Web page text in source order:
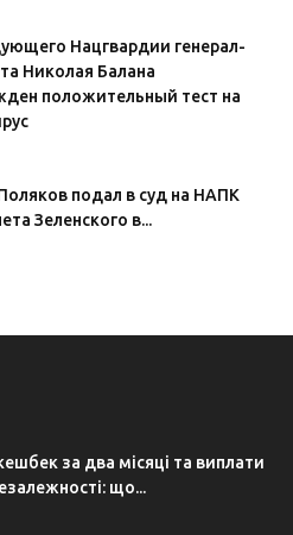
Нацгвардии генерал-
Николая Балана
положительный тест на
подал в суд на НАПК
Зеленского в...
за два місяці та виплати
що...